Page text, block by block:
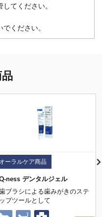
てください。
ください。
品
オーラルケア商品
ness デンタルジェル
ブラシによる歯みがきのステ
ップツールとして